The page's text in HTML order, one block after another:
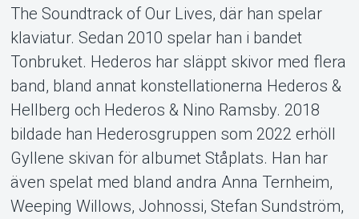
The Soundtrack of Our Lives, där han spelar
klaviatur. Sedan 2010 spelar han i bandet
Tonbruket. Hederos har släppt skivor med flera
band, bland annat konstellationerna Hederos &
Hellberg och Hederos & Nino Ramsby. 2018
bildade han Hederosgruppen som 2022 erhöll
Gyllene skivan för albumet Ståplats. Han har
även spelat med bland andra Anna Ternheim,
Weeping Willows, Johnossi, Stefan Sundström,